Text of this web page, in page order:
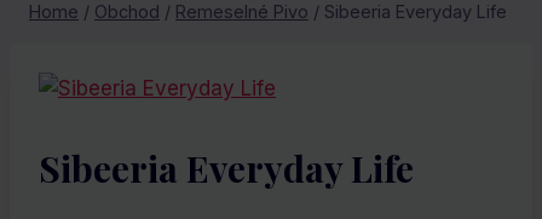
Home / Obchod / Remeselné Pivo / Sibeeria Everyday Life
Sibeeria Everyday Life